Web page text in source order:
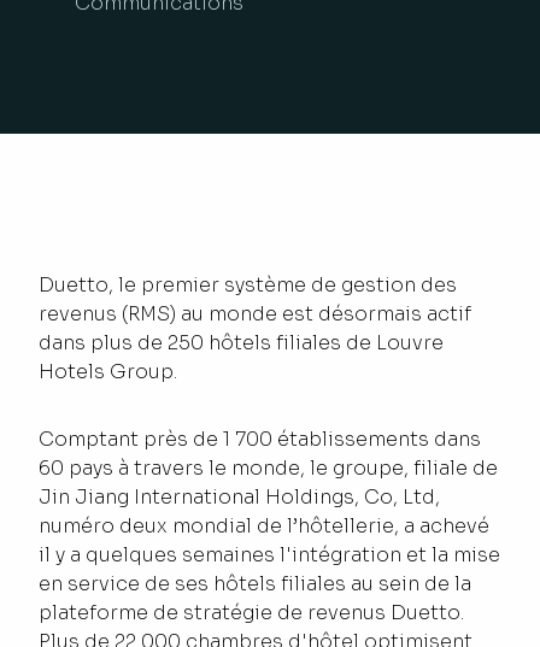
Duetto, le premier système de gestion des
revenus (RMS) au monde est désormais actif
dans plus de 250 hôtels filiales de Louvre
Hotels Group.
Comptant près de 1 700 établissements dans
60 pays à travers le monde, le groupe, filiale de
Jin Jiang International Holdings, Co, Ltd,
numéro deux mondial de l’hôtellerie, a achevé
il y a quelques semaines l'intégration et la mise
en service de ses hôtels filiales au sein de la
plateforme de stratégie de revenus Duetto.
Plus de 22 000 chambres d'hôtel optimisent